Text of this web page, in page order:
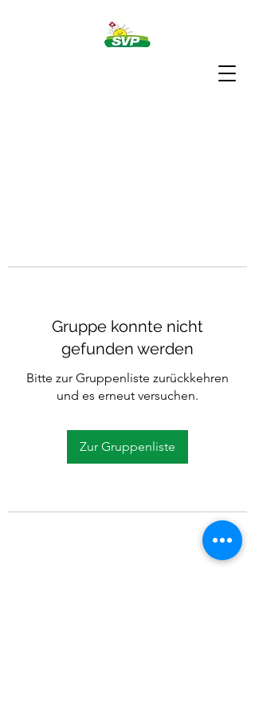
Gruppe konnte nicht
gefunden werden
Bitte zur Gruppenliste zurückkehren
und es erneut versuchen.
Zur Gruppenliste